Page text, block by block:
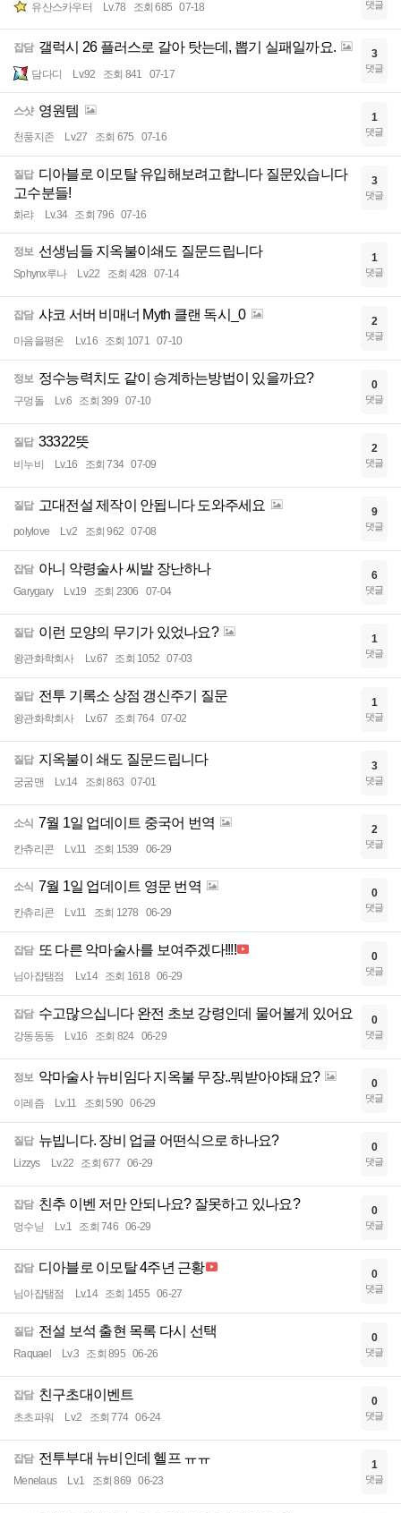
유산스카우터 Lv.78 조회 685 07-18 댓글
잡담 갤럭시 26 플러스로 갈아 탓는데, 뽑기 실패일까요.
담다디 Lv.92 조회 841 07-17
3
댓글
스샷 영원템
천풍지존 Lv.27 조회 675 07-16
1
댓글
질답 디아블로 이모탈 유입해보려고합니다 질문있습니다
고수분들!
화랴 Lv.34 조회 796 07-16
3
댓글
정보 선생님들 지옥불이쇄도 질문드립니다
Sphynx루나 Lv.22 조회 428 07-14
1
댓글
잡담 샤코 서버 비매너 Myth 클랜 독시_0
마음을평온 Lv.16 조회 1071 07-10
2
댓글
정보 정수능력치도 같이 승계하는방법이 있을까요?
구멍돌 Lv.6 조회 399 07-10
0
댓글
질답 33322뜻
비누비 Lv.16 조회 734 07-09
2
댓글
질답 고대전설 제작이 안됩니다 도와주세요
polylove Lv.2 조회 962 07-08
9
댓글
잡담 아니 악령술사 씨발 장난하나
Garygary Lv.19 조회 2306 07-04
6
댓글
질답 이런 모양의 무기가 있었나요?
왕관화학회사 Lv.67 조회 1052 07-03
1
댓글
질답 전투 기록소 상점 갱신주기 질문
왕관화학회사 Lv.67 조회 764 07-02
1
댓글
질답 지옥불이 쇄도 질문드립니다
궁굼맨 Lv.14 조회 863 07-01
3
댓글
소식 7월 1일 업데이트 중국어 번역
칸츄리콘 Lv.11 조회 1539 06-29
2
댓글
소식 7월 1일 업데이트 영문 번역
칸츄리콘 Lv.11 조회 1278 06-29
0
댓글
잡담 또 다른 악마술사를 보여주겠다!!!!
님아잡탬점 Lv.14 조회 1618 06-29
0
댓글
잡담 수고많으십니다 완전 초보 강령인데 물어볼게 있어요
강동동동 Lv.16 조회 824 06-29
0
댓글
정보 악마술사 뉴비임다 지옥불 무장..뭐받아야돼요?
이레즘 Lv.11 조회 590 06-29
0
댓글
질답 뉴빕니다. 장비 업글 어떤식으로 하나요?
Lizzys Lv.22 조회 677 06-29
0
댓글
잡담 친추 이벤 저만 안되나요? 잘못하고 있나요?
멍수닏 Lv.1 조회 746 06-29
0
댓글
잡담 디아블로 이모탈 4주년 근황
님아잡탬점 Lv.14 조회 1455 06-27
0
댓글
질답 전설 보석 출현 목록 다시 선택
Raquael Lv.3 조회 895 06-26
0
댓글
잡담 친구초대이벤트
초초파워 Lv.2 조회 774 06-24
0
댓글
잡담 전투부대 뉴비인데 헬프 ㅠㅠ
Menelaus Lv.1 조회 869 06-23
1
댓글